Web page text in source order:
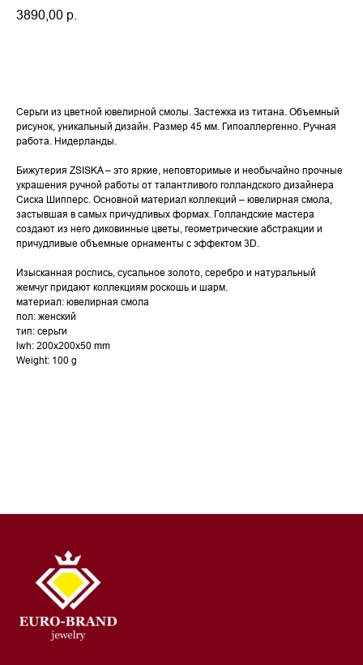
3890,00 р.
Серьги из цветной ювелирной смолы. Застежка из титана. Объемный
рисунок, уникальный дизайн. Размер 45 мм. Гипоаллергенно. Ручная
работа. Нидерланды.
Бижутерия ZSISKA – это яркие, неповторимые и необычайно прочные
украшения ручной работы от талантливого голландского дизайнера
Сиска Шипперс. Основной материал коллекций – ювелирная смола,
застывшая в самых причудливых формах. Голландские мастера
создают из него диковинные цветы, геометрические абстракции и
причудливые объемные орнаменты с эффектом 3D.
Изысканная роспись, сусальное золото, серебро и натуральный
жемчуг придают коллекциям роскошь и шарм.
материал: ювелирная смола
пол: женский
тип: серьги
lwh: 200x200x50 mm
Weight: 100 g